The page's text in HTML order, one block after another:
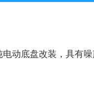
动底盘改装，具有